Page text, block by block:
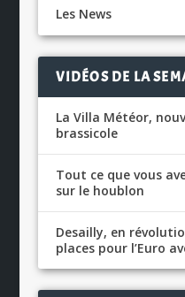
Les News
VIDÉOS DE LA
La Villa Météor,
brassicole
Tout ce que vous
sur le houblon
Desailly, en
places pour l’Euro